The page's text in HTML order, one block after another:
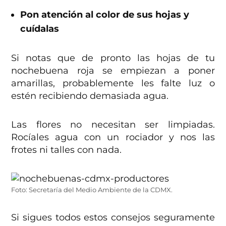
Pon atención al color de sus hojas y
cuídalas
Si notas que de pronto las hojas de tu
nochebuena roja se empiezan a poner
amarillas, probablemente les falte luz o
estén recibiendo demasiada agua.
Las flores no necesitan ser limpiadas.
Rocíales agua con un rociador y nos las
frotes ni talles con nada.
Foto: Secretaría del Medio Ambiente de la CDMX.
Si sigues todos estos consejos seguramente